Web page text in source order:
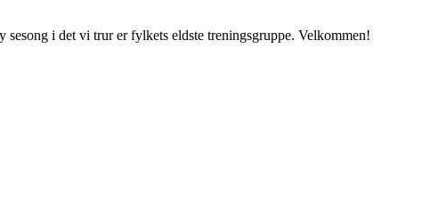
i det vi trur er fylkets eldste treningsgruppe. Velkommen!